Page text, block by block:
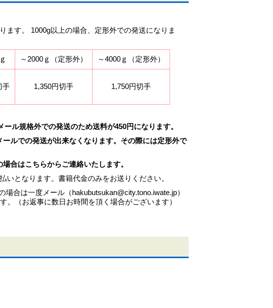
す。 1000g以上の場合、定形外での発送になりま
～2000ｇ（定形外） ～4000ｇ（定形外）
手 1,350円切手 1,750円切手
ル規格外での発送のため送料が450円になります。
ルでの発送が出来なくなります。その際には定形外で
合はこちらからご連絡いたします。
となります。書籍代金のみをお送りください。
合は一度メール（hakubutsukan@city.tono.iwate.jp）
。（お返事に数日お時間を頂く場合がございます）